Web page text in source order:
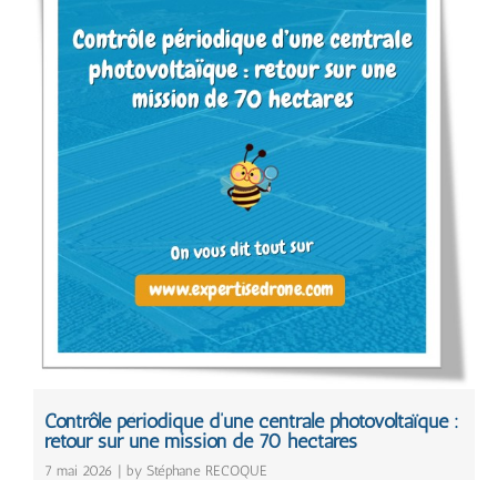
Contrôle périodique d’une centrale photovoltaïque :
retour sur une mission de 70 hectares
7 mai 2026 by Stéphane RECOQUE